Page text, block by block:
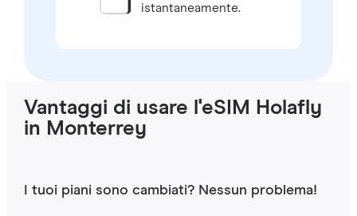
istantaneamente.
Vantaggi di usare l'eSIM Holafly
in Monterrey
I tuoi piani sono cambiati? Nessun problema!